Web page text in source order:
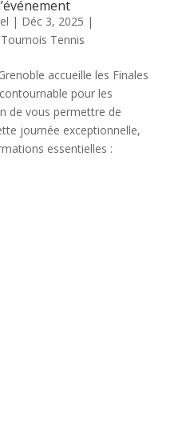
| Déc 3, 2025 |
Tournois Tennis
accueille les Finales
pour les
de vous permettre de
journée exceptionnelle,
essentielles :